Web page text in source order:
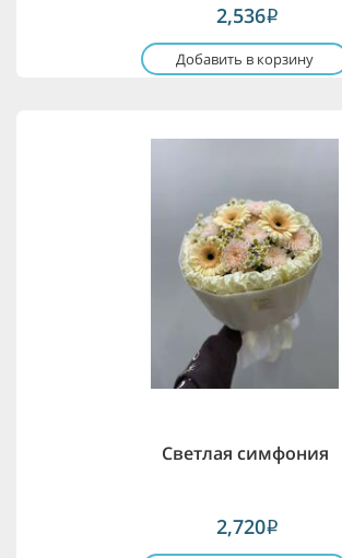
2,536i
Добавить в корзину
Светлая симфония
2,720i